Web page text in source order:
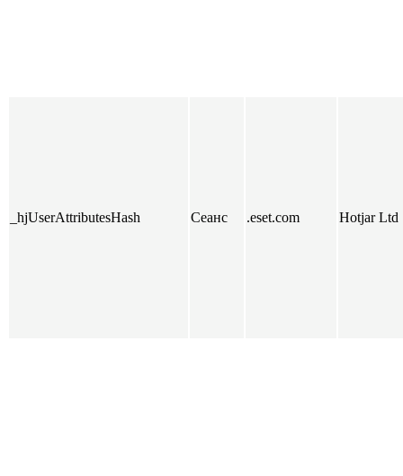
_hjUserAttributesHash Сеанс .eset.com Hotjar Ltd